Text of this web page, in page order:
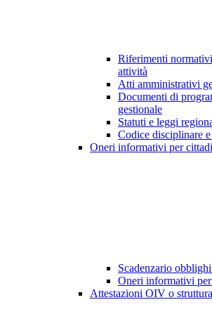
Riferimenti
attività
Atti amministrativi
Documenti di
gestionale
Statuti e leggi
Codice disciplinare
Oneri informativi per
Scadenzario
Oneri informativi
Attestazioni OIV o